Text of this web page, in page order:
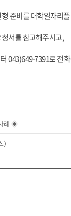
준비를 대학일자리
서를 참고해주시고,
043)649-7391로 전
례 ◈